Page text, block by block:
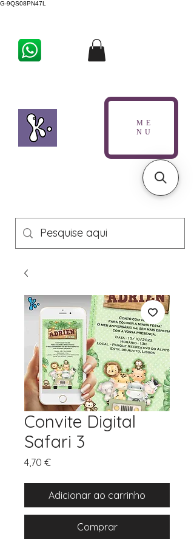
G-9QS08PN47L
ME
NU
Convite Digital
Safari 3
4,70 €Preço
Adicionar ao carrinho
Comprar